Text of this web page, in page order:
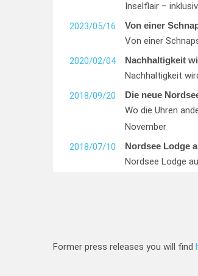
Inselflair –
2023/05/16 Von einer
Von einer
2020/02/04
Nachhaltigkeit
Nachhaltigkeit
2018/09/20
Die neue
Wo die Uhren
November
2018/07/10 Nordsee Lodge
Nordsee Lodge
Former press releases you will find